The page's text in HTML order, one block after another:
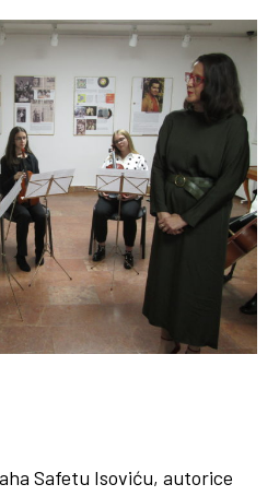
Safetu Isoviću, autorice